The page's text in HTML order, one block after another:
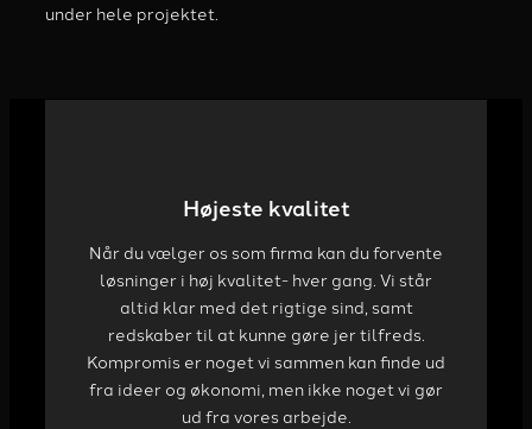
under hele projektet.
Højeste kvalitet
Når du vælger os som firma kan du forvente
løsninger i høj kvalitet- hver gang. Vi står
altid klar med det rigtige sind, samt
redskaber til at kunne gøre jer tilfreds.
Kompromis er noget vi sammen kan finde ud
fra ideer og økonomi, men ikke noget vi gør
ud fra vores arbejde.